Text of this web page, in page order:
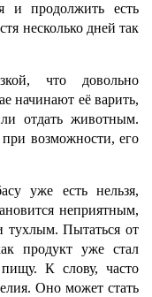
и продолжить есть
несколько дней так
что довольно
начинают её варить,
отдать животным.
возможности, его
уже есть нельзя,
неприятным,
тухлым. Пытаться от
продукт уже стал
К слову, часто
Оно может стать